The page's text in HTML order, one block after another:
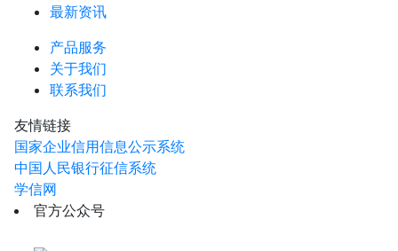
最新资讯
产品服务
关于我们
联系我们
友情链接
国家企业信用信息公示系统
中国人民银行征信系统
学信网
官方公众号